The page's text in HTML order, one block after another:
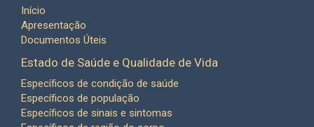
Início
Apresentação
Documentos Úteis
Estado de Saúde e Qualidade de Vida
Específicos de condição de saúde
Específicos de população
Específicos de sinais e sintomas